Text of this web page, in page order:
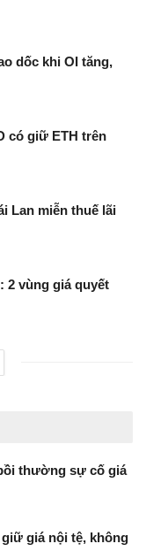
dốc khi OI tăng,
có giữ ETH trên
Lan miễn thuế lãi
2 vùng giá quyết
thường sự cố giá
giá nội tệ, không